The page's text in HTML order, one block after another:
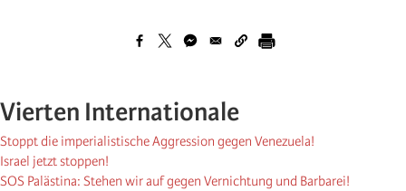
Vierten Internationale
Stoppt die imperialistische Aggression gegen Venezuela!
Israel jetzt stoppen!
SOS Palästina: Stehen wir auf gegen Vernichtung und Barbarei!